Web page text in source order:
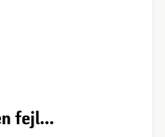
fejl...